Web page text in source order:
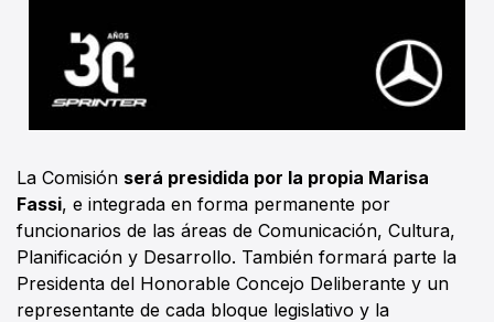
La Comisión será presidida por la propia Marisa
Fassi, e integrada en forma permanente por
funcionarios de las áreas de Comunicación, Cultura,
Planificación y Desarrollo. También formará parte la
Presidenta del Honorable Concejo Deliberante y un
representante de cada bloque legislativo y la